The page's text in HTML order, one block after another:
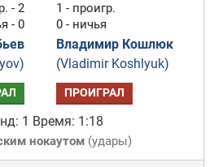
- 2
- 0
1 - проигр.
0 - ничья
Владимир Кошлюк
(Vladimir Koshlyuk)
ПРОИГРАЛ
1 Время: 1:18
нокаутом(удары)